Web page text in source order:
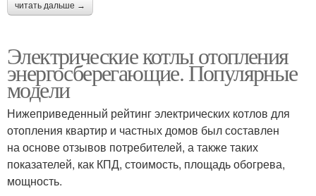
читать дальше →
Электрические котлы отопления
энергосберегающие. Популярные
модели
Нижеприведенный рейтинг электрических котлов для
отопления квартир и частных домов был составлен
на основе отзывов потребителей, а также таких
показателей, как КПД, стоимость, площадь обогрева,
мощность.